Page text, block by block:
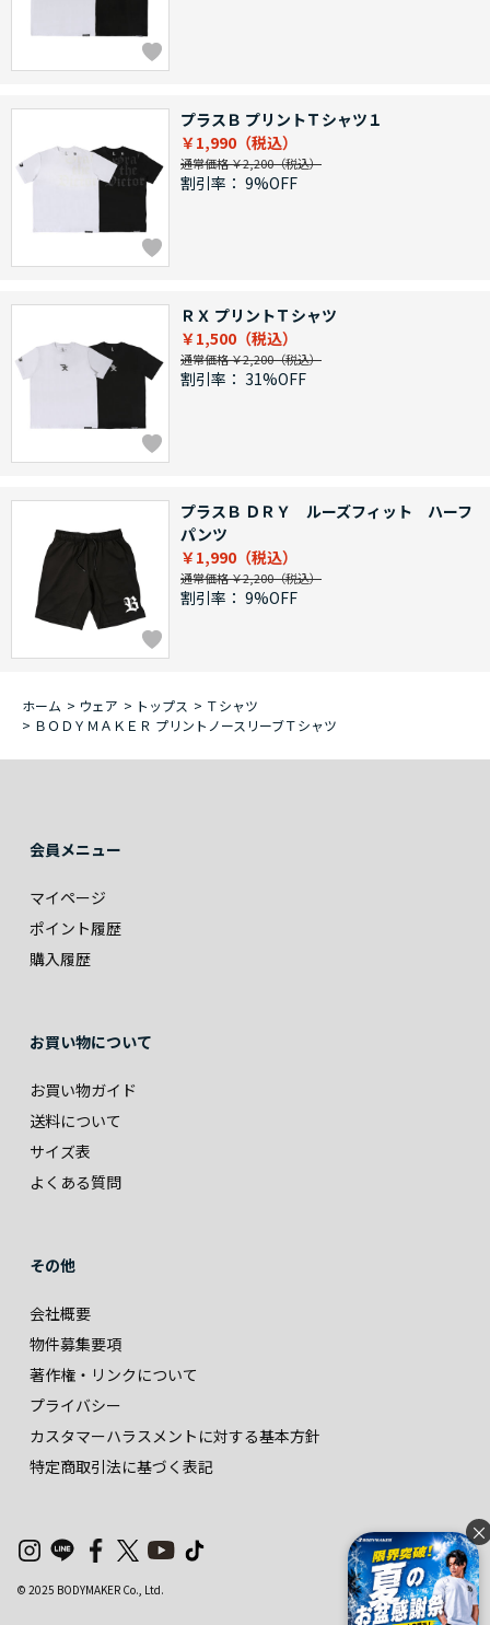
×
プラスＢ プリントＴシャツ１
￥1,990
通常価格 ￥2,200
割引率： 9%OFF
ＲＸ プリントＴシャツ
￥1,500
通常価格 ￥2,200
割引率： 31%OFF
プラスＢ ＤＲＹ ルーズフィット ハーフ
パンツ
￥1,990
通常価格 ￥2,200
割引率： 9%OFF
ホーム > ウェア > トップス > Ｔシャツ
> ＢＯＤＹＭＡＫＥＲ プリントノースリーブＴシャツ
会員メニュー
マイページ
ポイント履歴
購入履歴
お買い物について
お買い物ガイド
送料について
サイズ表
よくある質問
その他
会社概要
物件募集要項
著作権・リンクについて
プライバシー
カスタマーハラスメントに対する基本方針
特定商取引法に基づく表記
© 2025 BODYMAKER Co., Ltd.